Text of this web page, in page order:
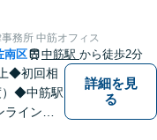
ます。
務所 中筋オフィス
南区 中筋駅 から徒歩2分
◆初回相
）◆中筋駅
イン相
詳細を見
る